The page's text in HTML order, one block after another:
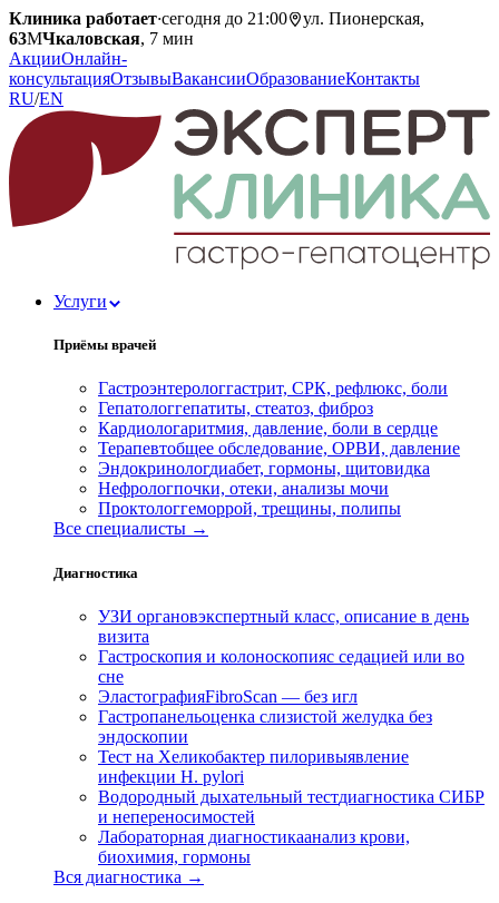
Клиника работает·сегодня до 21:00
ул. Пионерская,
63МЧкаловская, 7 мин
АкцииОнлайн-
консультацияОтзывыВакансииОбразованиеКонтакты
RU/EN
Услуги
Приёмы врачей
Гастроэнтерологгастрит, СРК, рефлюкс, боли
Гепатологгепатиты, стеатоз, фиброз
Кардиологаритмия, давление, боли в сердце
Терапевтобщее обследование, ОРВИ, давление
Эндокринологдиабет, гормоны, щитовидка
Нефрологпочки, отеки, анализы мочи
Проктологгеморрой, трещины, полипы
Все специалисты →
Диагностика
УЗИ органовэкспертный класс, описание в день
визита
Гастроскопия и колоноскопияс седацией или во
сне
ЭластографияFibroScan — без игл
Гастропанельоценка слизистой желудка без
эндоскопии
Тест на Хеликобактер пилоривыявление
инфекции H. pylori
Водородный дыхательный тестдиагностика СИБР
и непереносимостей
Лабораторная диагностикаанализ крови,
биохимия, гормоны
Вся диагностика →